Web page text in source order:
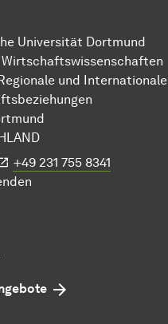
Uni­ver­si­tät Dort­mund
und Internationale
+49 231 755 8341